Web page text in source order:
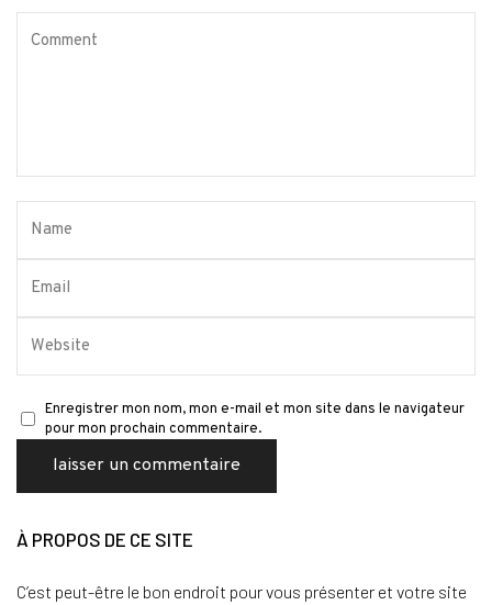
Enregistrer mon nom, mon e-mail et mon site dans le navigateur
pour mon prochain commentaire.
À PROPOS DE CE SITE
C’est peut-être le bon endroit pour vous présenter et votre site